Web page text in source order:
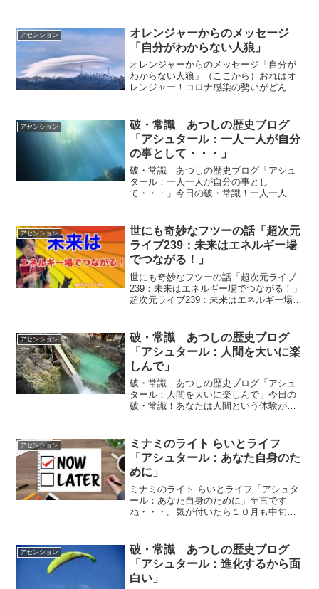
アセンション
オレンジャーからのメッセージ
「自分がわからない人狼」
オレンジャーからのメッセージ「自分が
わからない人狼」（ここから）おれはオ
レンジャー！コロナ感染の勢いがどんど
のかわからないままGOTOキャンペーン
とか経済施策を打っても...
アセンション
破・常識 あつしの歴史ブログ
「アシュタール：一人一人が自分
の事として・・・」
破・常識 あつしの歴史ブログ「アシュ
タール：一人一人が自分の事とし
て・・・」今日の破・常識！一人一人が
一憂するのではなく自分で手に入れるよ
うにしてください。ｂｙアシュタ...
アセンション
世にも奇妙なフツーの話「超次元
ライブ239：未来はエネルギー場
でつながる！」
世にも奇妙なフツーの話「超次元ライブ
239：未来はエネルギー場でつながる！」
超次元ライブ239：未来はエネルギー場で
す。 それは・・いま私たちミナミAアシ
ュタールが思う...
アセンション
破・常識 あつしの歴史ブログ
「アシュタール：人間を大いに楽
しんで」
破・常識 あつしの歴史ブログ「アシュ
タール：人間を大いに楽しんで」今日の
破・常識！あなたは人間という体験がし
シュタールアシュタールからのメッセー
ジ今日のアシュタールから...
アセンション
ミナミのライト らいとライフ
「アシュタール：あなた自身のた
めに」
ミナミのライト らいとライフ「アシュタ
ール：あなた自身のために」至言です
ね・・・。気が付いたら１０月も中旬に
した。ホント日が経つのは早い！今年も
あと２か月ちょい・・すぐ...
アセンション
破・常識 あつしの歴史ブログ
「アシュタール：進化するから面
白い」